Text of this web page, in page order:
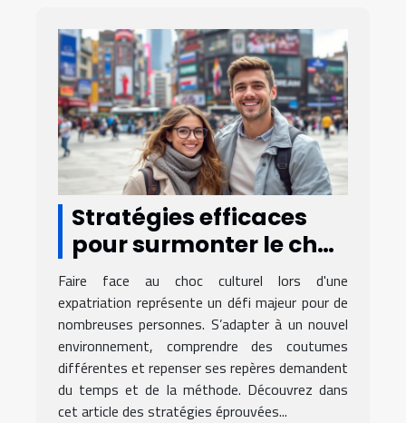
Stratégies efficaces
pour surmonter le choc
culturel lors d'une
expatriation
Faire face au choc culturel lors d'une
expatriation représente un défi majeur pour de
nombreuses personnes. S’adapter à un nouvel
environnement, comprendre des coutumes
différentes et repenser ses repères demandent
du temps et de la méthode. Découvrez dans
cet article des stratégies éprouvées...